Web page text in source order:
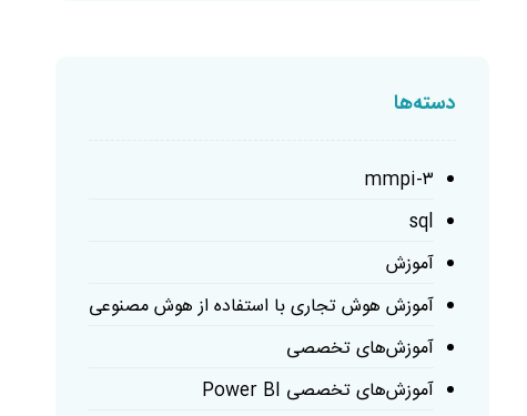
دسته‌ها
mmpi-۳
sql
آموزش
آموزش هوش تجاری با استفاده از هوش مصنوعی
آموزش‌های تخصصی
آموزش‌های تخصصی Power BI